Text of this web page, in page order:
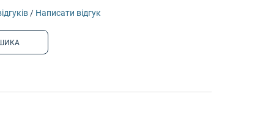
/ Написати відгук